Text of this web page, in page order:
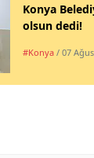
Konya
olsun dedi!
#Konya / 07